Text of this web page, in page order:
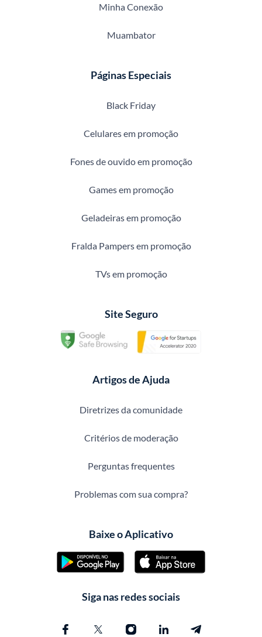
Minha Conexão
Muambator
Páginas Especiais
Black Friday
Celulares em promoção
Fones de ouvido em promoção
Games em promoção
Geladeiras em promoção
Fralda Pampers em promoção
TVs em promoção
Site Seguro
Artigos de Ajuda
Diretrizes da comunidade
Critérios de moderação
Perguntas frequentes
Problemas com sua compra?
Baixe o Aplicativo
Siga nas redes sociais